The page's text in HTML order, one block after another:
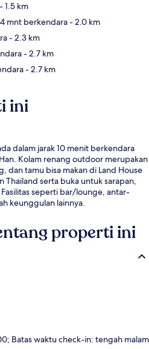
- 1.5 km
mnt berkendara- 2.0 km
- 2.3 km
- 2.7 km
- 2.7 km
ini
dalam jarak 10 menit berkendara
Kolam renang outdoor merupakan
dan tamu bisa makan di Land House
Thailand serta buka untuk sarapan,
seperti bar/lounge, antar-
keunggulan lainnya.
properti ini
Batas waktu check-in: tengah malam